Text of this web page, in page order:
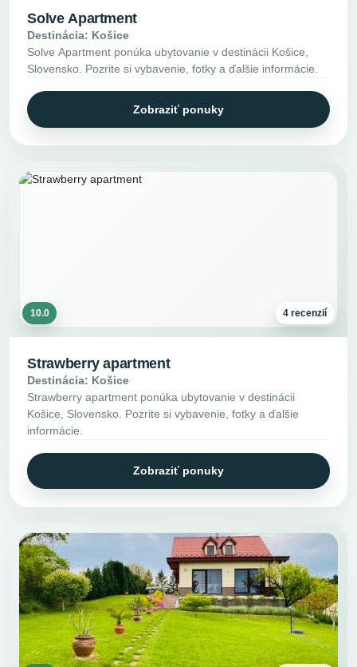
Solve Apartment
Destinácia: Košice
Solve Apartment ponúka ubytovanie v destinácii Košice,
Slovensko. Pozrite si vybavenie, fotky a ďalšie informácie.
Zobraziť ponuky
10.0 4 recenzií
Strawberry apartment
Destinácia: Košice
Strawberry apartment ponúka ubytovanie v destinácii
Košice, Slovensko. Pozrite si vybavenie, fotky a ďalšie
informácie.
Zobraziť ponuky